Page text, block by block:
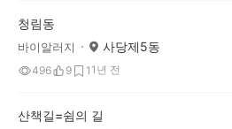
청림동
바이알러지 사당제5동
496 9 1 1년 전
산책길=쉼의 길